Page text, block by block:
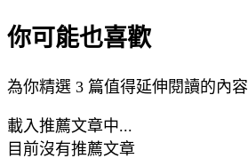
你可能也喜歡
為你精選 3 篇值得延伸閱讀的內容
載入推薦文章中...
目前沒有推薦文章